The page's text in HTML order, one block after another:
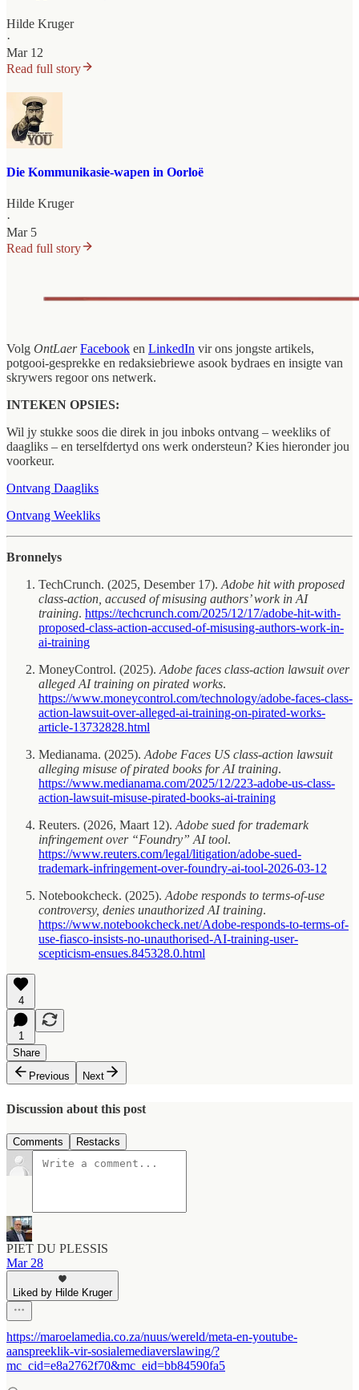
Hilde Kruger
·
Mar 12
Read full story
Die Kommunikasie-wapen in Oorloë
Hilde Kruger
·
Mar 5
Read full story
Volg OntLaer Facebook en LinkedIn vir ons jongste artikels,
potgooi-gesprekke en redaksiebriewe asook bydraes en insigte van
skrywers regoor ons netwerk.
INTEKEN OPSIES:
Wil jy stukke soos die direk in jou inboks ontvang – weekliks of
daagliks – en terselfdertyd ons werk ondersteun? Kies hieronder jou
voorkeur.
Ontvang Daagliks
Ontvang Weekliks
Bronnelys
TechCrunch. (2025, Desember 17).Adobe hit with proposed
class‑action, accused of misusing authors’ work in AI
training. https://techcrunch.com/2025/12/17/adobe-hit-with-
proposed-class-action-accused-of-misusing-authors-work-in-
ai-training
MoneyControl. (2025).Adobe faces class‑action lawsuit over
alleged AI training on pirated works.
https://www.moneycontrol.com/technology/adobe-faces-class-
action-lawsuit-over-alleged-ai-training-on-pirated-works-
article-13732828.html
Medianama. (2025).Adobe Faces US class‑action lawsuit
alleging misuse of pirated books for AI training.
https://www.medianama.com/2025/12/223-adobe-us-class-
action-lawsuit-misuse-pirated-books-ai-training
Reuters. (2026, Maart 12).Adobe sued for trademark
infringement over “Foundry” AI tool.
https://www.reuters.com/legal/litigation/adobe-sued-
trademark-infringement-over-foundry-ai-tool-2026-03-12
Notebookcheck. (2025).Adobe responds to terms‑of‑use
controversy, denies unauthorized AI training.
https://www.notebookcheck.net/Adobe-responds-to-terms-of-
use-fiasco-insists-no-unauthorised-AI-training-user-
scepticism-ensues.845328.0.html
4
1
Share
Previous
Next
Discussion about this post
Comments Restacks
PIET DU PLESSIS
Mar 28
Liked by Hilde Kruger
https://maroelamedia.co.za/nuus/wereld/meta-en-youtube-
aanspreeklik-vir-sosialemediaverslawing/?
mc_cid=e8a2762f70&mc_eid=bb84590fa5